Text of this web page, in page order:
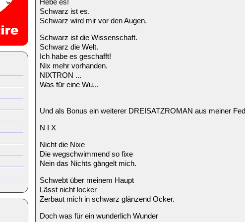
Hebe es!
Schwarz ist es.
Schwarz wird mir vor den Augen.
Schwarz ist die Wissenschaft.
Schwarz die Welt.
Ich habe es geschafft!
Nix mehr vorhanden.
NIXTRON ...
Was für eine Wu...
Und als Bonus ein weiterer DREISATZROMAN aus meiner
N I X
Nicht die Nixe
Die wegschwimmend so fixe
Nein das Nichts gängelt mich.
Schwebt über meinem Haupt
Lässt nicht locker
Zerbaut mich in schwarz glänzend Ocker.
Doch was für ein wunderlich Wunder